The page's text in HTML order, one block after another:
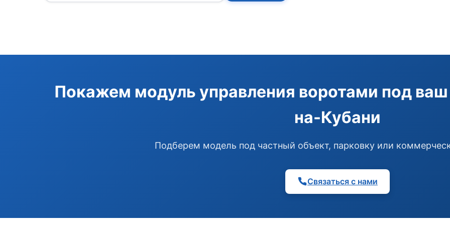
Покажем модуль управления воротами под
на-Кубани
Подберем модель под частный объект, парковку или
Связаться с нами